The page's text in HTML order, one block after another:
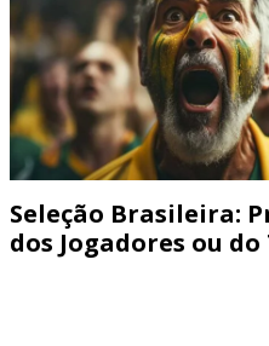
Seleção Brasileira:
dos Jogadores ou do